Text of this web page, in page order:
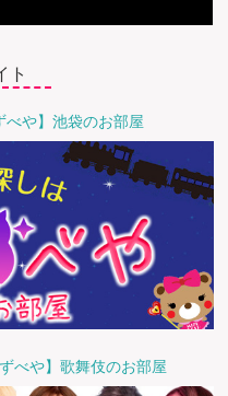
ト
べや】池袋のお部屋
べや】歌舞伎のお部屋